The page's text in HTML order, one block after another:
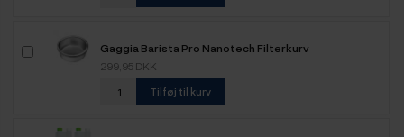
Gaggia Barista Pro Nanotech Filterkurv
299,95 DKK
Tilføj til kurv